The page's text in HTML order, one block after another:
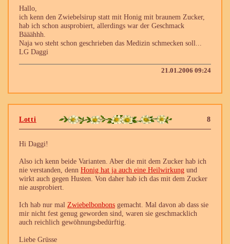
Hallo,
ich kenn den Zwiebelsirup statt mit Honig mit braunem Zucker,
hab ich schon ausprobiert, allerdings war der Geschmack
Bääähhh.
Naja wo steht schon geschrieben das Medizin schmecken soll...
LG Daggi
21.01.2006 09:24
8
Lotti
Hi Daggi!
Also ich kenn beide Varianten. Aber die mit dem Zucker hab ich
nie verstanden, denn Honig hat ja auch eine Heilwirkung und
wirkt auch gegen Husten. Von daher hab ich das mit dem Zucker
nie ausprobiert.
Ich hab nur mal Zwiebelbonbons gemacht. Mal davon ab dass sie
mir nicht fest genug geworden sind, waren sie geschmacklich
auch reichlich gewöhnungsbedürftig.
Liebe Grüsse